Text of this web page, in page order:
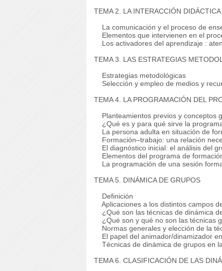
TEMA 2. LA INTERACCIÓN DIDÁCTICA
La comunicación y el proceso de
Elementos que intervienen en el
Los activadores del aprendizaje :
TEMA 3. LAS ESTRATEGIAS
Estrategias metodológicas
Selección y empleo de medios y
TEMA 4. LA PROGRAMACIÓN DEL
Planteamientos previos y conceptos
¿Qué es y para qué sirve la
La persona adulta en situación de
Formación–trabajo: una relación
El diagnóstico inicial: el análisis del
Elementos del programa de
La programación de una sesión
TEMA 5. DINÁMICA DE GRUPOS
Definición
Aplicaciones a los distintos campos
¿Qué son las técnicas de dinámica
¿Qué son y qué no son las técnicas
Normas generales y elección de la
El papel del animador/dinamizador
Técnicas de dinámica de grupos en
TEMA 6. CLASIFICACIÓN DE LAS